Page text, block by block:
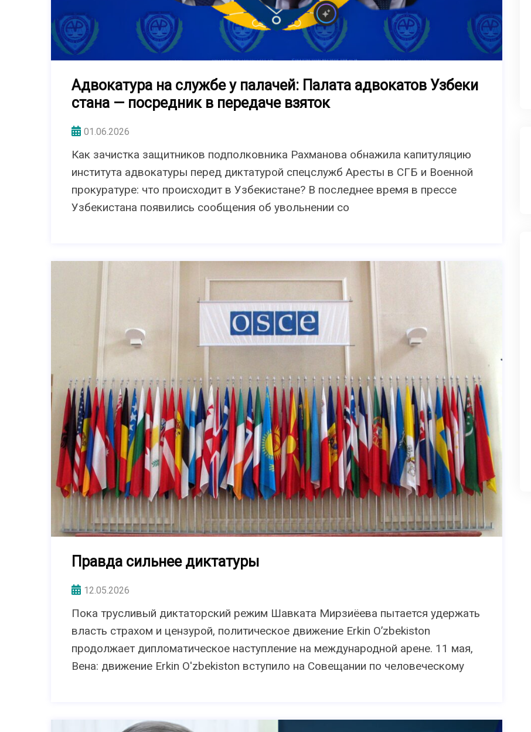
Адвокатура на службе у палачей: Палата адвокатов Узбеки
стана — посредник в передаче взяток
01.06.2026
Как зачистка защитников подполковника Рахманова обнажила капитуляцию
института адвокатуры перед диктатурой спецслужб Аресты в СГБ и Военной
прокуратуре: что происходит в Узбекистане? В последнее время в прессе
Узбекистана появились сообщения об увольнении со
Правда сильнее диктатуры
12.05.2026
Пока трусливый диктаторский режим Шавката Мирзиёева пытается удержать
власть страхом и цензурой, политическое движение Erkin O’zbekiston
продолжает дипломатическое наступление на международной арене. 11 мая,
Вена: движение Erkin O'zbekiston вступило на Совещании по человеческому